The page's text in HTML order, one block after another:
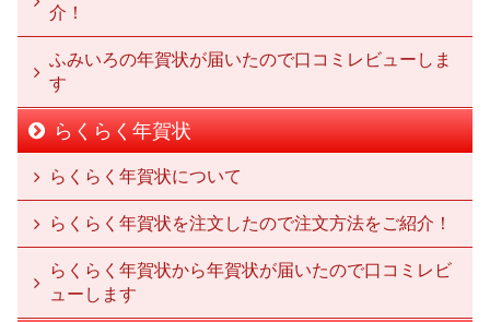
介！
ふみいろの年賀状が届いたので口コミレビューしま
す
らくらく年賀状
らくらく年賀状について
らくらく年賀状を注文したので注文方法をご紹介！
らくらく年賀状から年賀状が届いたので口コミレビ
ューします